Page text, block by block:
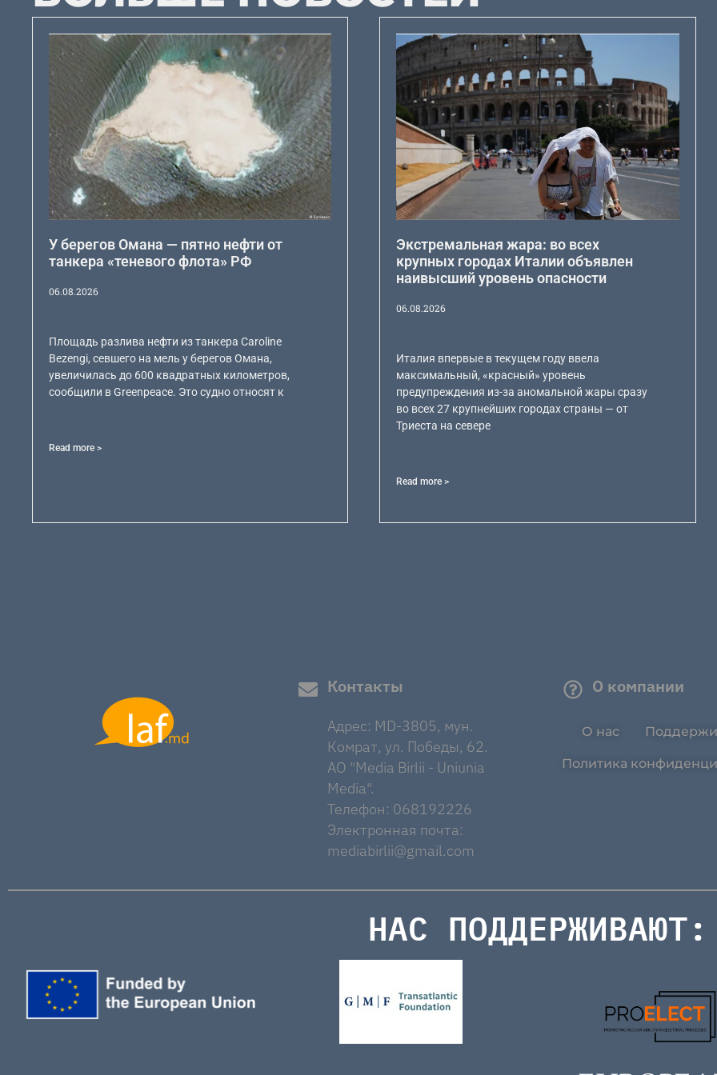
У берегов Омана — пятно нефти от
танкера «теневого флота» РФ
06.08.2026
Площадь разлива нефти из танкера Caroline
Bezengi, севшего на мель у берегов Омана,
увеличилась до 600 квадратных километров,
сообщили в Greenpeace. Это судно относят к
Read more >
Экстремальная жара: во всех
крупных городах Италии объявлен
наивысший уровень опасности
06.08.2026
Италия впервые в текущем году ввела
максимальный, «красный» уровень
предупреждения из-за аномальной жары сразу
во всех 27 крупнейших городах страны — от
Триеста на севере
Read more >
Контакты
Адрес: MD-3805, мун.
Комрат, ул. Победы, 62.
AO "Media Birlii - Uniunia
Media".
Телефон: 068192226
Электронная почта:
mediabirlii@gmail.com
О компании
О нас
Политика
НАС ПОДДЕРЖИВАЮТ: